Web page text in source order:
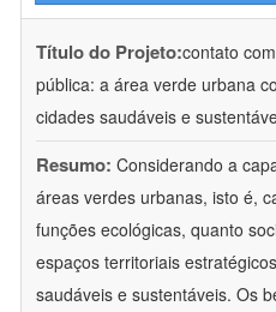
Título do Projeto:contato
pública: a área verde urbana
cidades saudáveis e
Resumo: Considerando a
áreas verdes urbanas, isto é,
funções ecológicas, quanto
espaços territoriais
saudáveis e sustentáveis. Os